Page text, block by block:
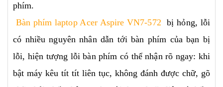
phím.
Bàn phím laptop Acer Aspire VN7-572
bị hỏng, lỗi
có nhiều nguyên nhân dẫn tới bàn phím của bạn bị
lỗi, hiện tượng lỗi bàn phím có thể nhận rõ ngay: khi
bật máy kêu tít tít liên tục, không đánh được chữ, gõ